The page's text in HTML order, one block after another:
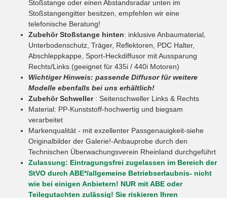
Stoßstange oder einen Abstandsradar unten im
Stoßstangengitter besitzen, empfehlen wir eine
telefonische Beratung!
Zubehör Stoßstange hinten: inklusive Anbaumaterial,
Unterbodenschutz, Träger, Reflektoren, PDC Halter,
Abschleppkappe, Sport-Heckdiffusor mit Aussparung
Rechts/Links (geeignet für 435i / 440i Motoren)
Wichtiger Hinweis: passende Diffusor für weitere
Modelle ebenfalls bei uns erhältlich!
Zubehör Schweller : Seitenschweller Links & Rechts
Material: PP-Kunststoff-hochwertig und biegsam
verarbeitet
Markenqualität - mit exzellenter Passgenauigkeit-siehe
Originalbilder der Galerie!-Anbauprobe durch den
Technischen Überwachungsverein Rheinland durchgeführt
Zulassung: Eintragungsfrei zugelassen im Bereich der
StVO durch ABE*/allgemeine Betriebserlaubnis- nicht
wie bei einigen Anbietern! NUR mit ABE oder
Teilegutachten zulässig! Sie riskieren Ihren